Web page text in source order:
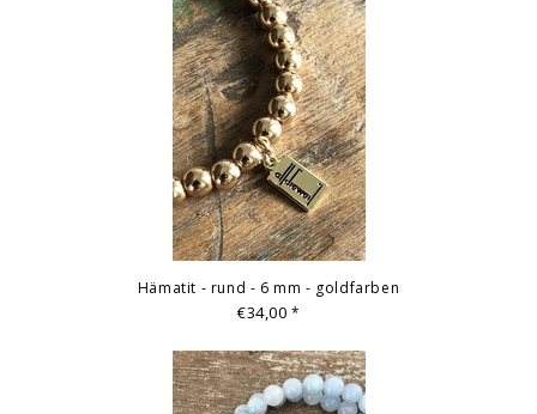
Hämatit - rund - 6 mm - goldfarben
€34,00*